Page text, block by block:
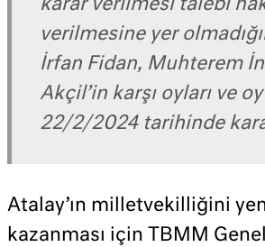
karar verilmesi talebi
verilmesine yer
İrfan Fidan, Muhterem
Akçil’in karşı oyları ve
22/2/2024 tarihinde
Atalay’ın milletvekilliğini
kazanması için TBMM